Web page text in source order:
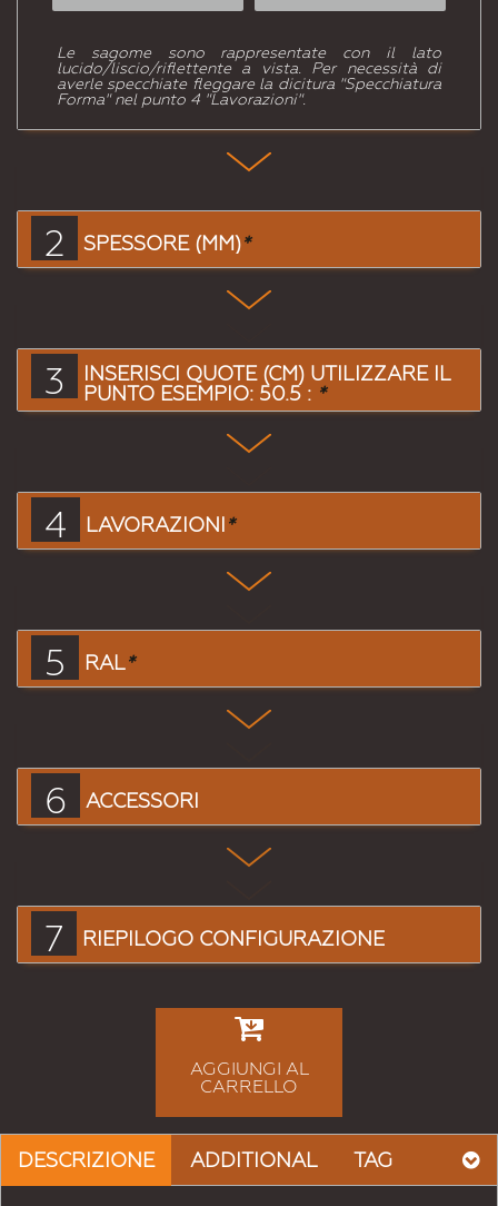
Le sagome sono rappresentate con il lato
lucido/liscio/riflettente a vista. Per necessità di
averle specchiate fleggare la dicitura "Specchiatura
Forma" nel punto 4 "Lavorazioni".
2 SPESSORE (MM)*
3
INSERISCI QUOTE (CM) UTILIZZARE IL
PUNTO ESEMPIO: 50.5 : *
4 LAVORAZIONI*
5 RAL*
6 ACCESSORI
7 RIEPILOGO CONFIGURAZIONE
AGGIUNGI AL
CARRELLO
DESCRIZIONE ADDITIONAL TAG